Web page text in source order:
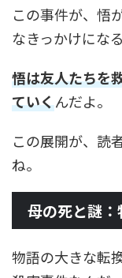
この事件が、悟
なきっかけにな
悟は友人たちを
ていくんだよ。
この展開が、読
ね。
母の死と謎
物語の大きな転